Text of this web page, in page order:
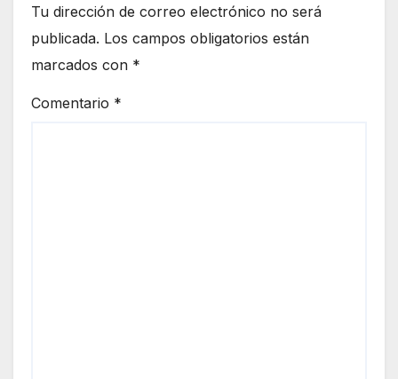
Tu dirección de correo electrónico no será
publicada. Los campos obligatorios están
marcados con *
Comentario *